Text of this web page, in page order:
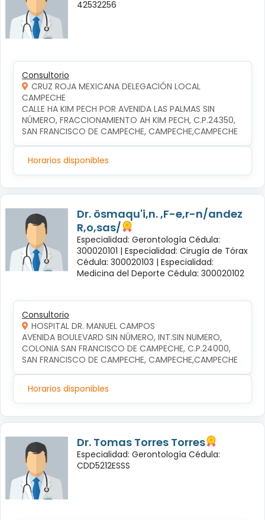
42532256
Consultorio
CRUZ ROJA MEXICANA DELEGACIÓN LOCAL
CAMPECHE
CALLE HA KIM PECH POR AVENIDA LAS PALMAS SIN
NÚMERO, FRACCIONAMIENTO AH KIM PECH, C.P.24350,
SAN FRANCISCO DE CAMPECHE, CAMPECHE,CAMPECHE
Horarios disponibles
Dr. ösmaqu'i,n. ,F-e,r-n/andez
R,o,sas/
Especialidad: Gerontología Cédula:
300020101 | Especialidad: Cirugía de Tórax
Cédula: 300020103 | Especialidad:
Medicina del Deporte Cédula: 300020102
Consultorio
HOSPITAL DR. MANUEL CAMPOS
AVENIDA BOULEVARD SIN NÚMERO, INT.SIN NUMERO,
COLONIA SAN FRANCISCO DE CAMPECHE, C.P.24000,
SAN FRANCISCO DE CAMPECHE, CAMPECHE,CAMPECHE
Horarios disponibles
Dr. Tomas Torres Torres
Especialidad: Gerontología Cédula:
CDD5212ESSS